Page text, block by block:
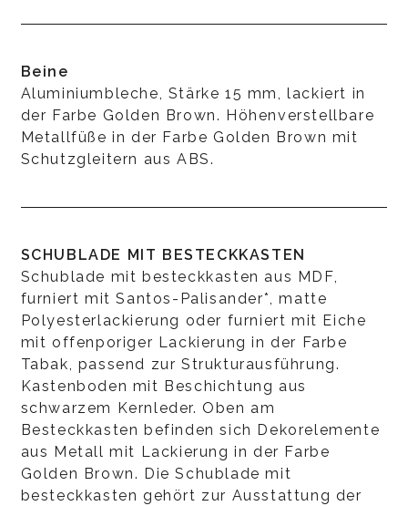
Beine
Aluminiumbleche, Stärke 15 mm, lackiert in
der Farbe Golden Brown. Höhenverstellbare
Metallfüße in der Farbe Golden Brown mit
Schutzgleitern aus ABS.
SCHUBLADE MIT BESTECKKASTEN
Schublade mit besteckkasten aus MDF,
furniert mit Santos-Palisander*, matte
Polyesterlackierung oder furniert mit Eiche
mit offenporiger Lackierung in der Farbe
Tabak, passend zur Strukturausführung.
Kastenboden mit Beschichtung aus
schwarzem Kernleder. Oben am
Besteckkasten befinden sich Dekorelemente
aus Metall mit Lackierung in der Farbe
Golden Brown. Die Schublade mit
besteckkasten gehört zur Ausstattung der